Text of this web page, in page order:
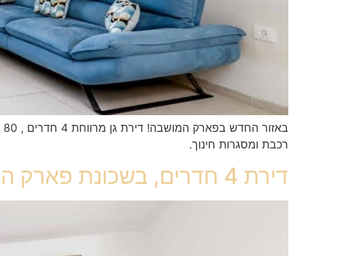
רכבת ומסגרות חינוך.
דירת 4 חדרים, בשכונת פארק המושבה